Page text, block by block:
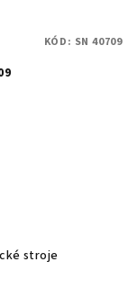
stroje
KÓD: SN 40709